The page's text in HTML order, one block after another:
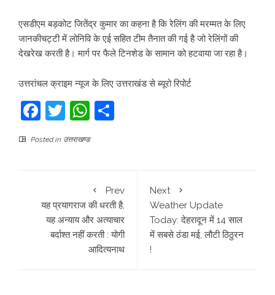
एसडीएम बड़कोट जितेंद्र कुमार का कहना है कि रेलिंग की मरम्मत के लिए
जानकीचट्टी में लोनिवि के एई सहित टीम तैनात की गई है जो रेलिंगों की
देखरेख करती है। मार्ग पर फैले टिनशेड के सामान को हटवाया जा रहा है।
उत्तरांचल क्राइम न्यूज के लिए उत्तराखंड से ब्यूरो रिपोर्ट
Facebook
TwitterWhatsApp
Posted in उत्तराखण्ड
Prev
यह प्रयागराज की धरती है,
यह अन्याय और अत्याचार
बर्दाश्त नहीं करती : योगी
आदित्यनाथ
Next
Weather Update
Today: देहरादून में 14 साल
में सबसे ठंडा मई, लौटी ठिठुरन
!